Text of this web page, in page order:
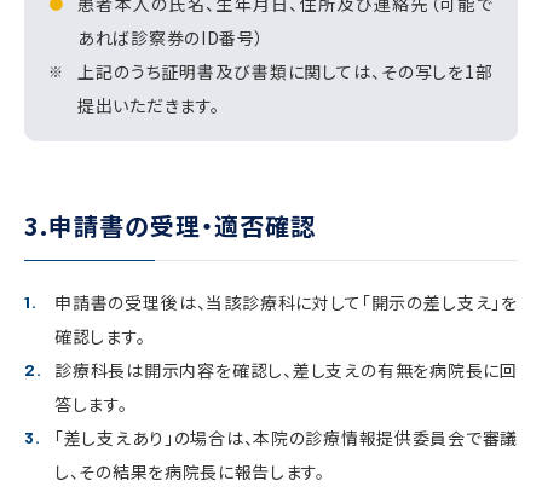
あれば診察券のID番号）
上記のうち証明書及び書類に関しては、その写しを1部
提出いただきます。
3.申請書の受理・適否確認
申請書の受理後は、当該診療科に対して「開示の差し支え」を
確認します。
診療科長は開示内容を確認し、差し支えの有無を病院長に回
答します。
「差し支えあり」の場合は、本院の診療情報提供委員会で審議
し、その結果を病院長に報告します。